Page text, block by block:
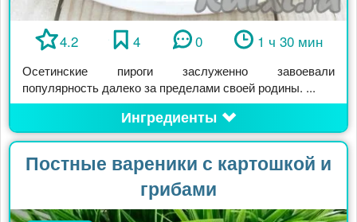
4.2 4 0 1 ч 30 мин
Осетинские пироги заслуженно завоевали
популярность далеко за пределами своей родины. ...
Ингредиенты
Постные вареники с картошкой и
грибами